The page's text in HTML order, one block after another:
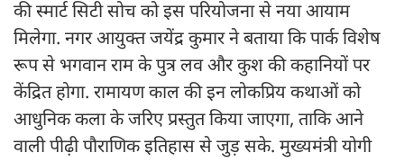
की स्मार्ट सिटी सोच को इस परियोजना से नया आयाम
मिलेगा. नगर आयुक्त जयेंद्र कुमार ने बताया कि पार्क विशेष
रूप से भगवान राम के पुत्र लव और कुश की कहानियों पर
केंद्रित होगा. रामायण काल की इन लोकप्रिय कथाओं को
आधुनिक कला के जरिए प्रस्तुत किया जाएगा, ताकि आने
वाली पीढ़ी पौराणिक इतिहास से जुड़ सके. मुख्यमंत्री योगी